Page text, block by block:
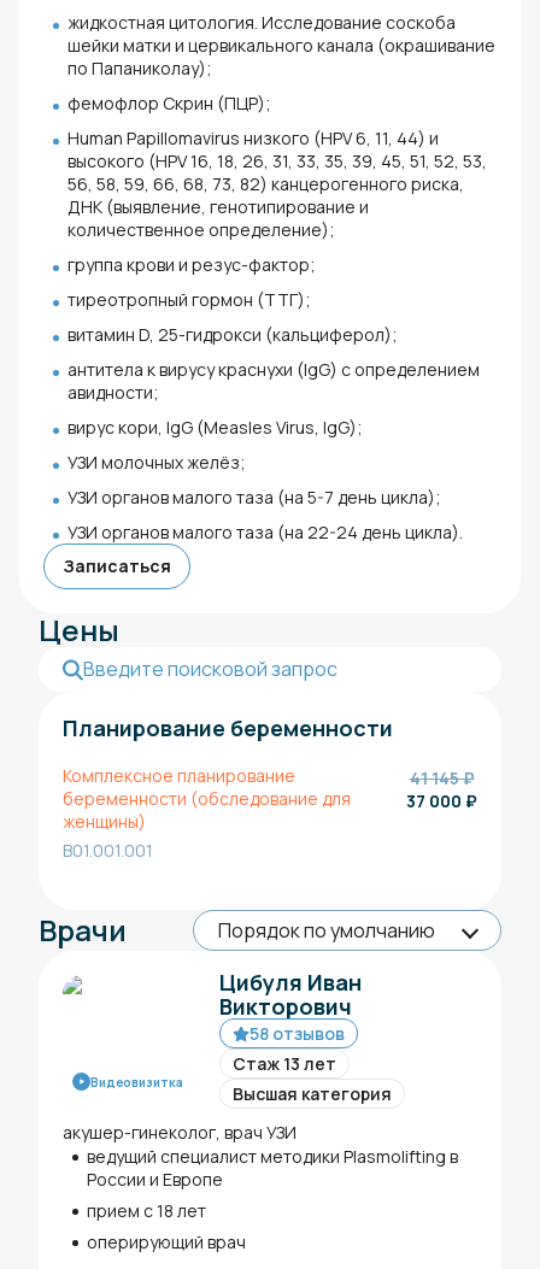
жидкостная цитология. Исследование соскоба
шейки матки и цервикального канала (окрашивание
по Папаниколау);
фемофлор Скрин (ПЦР);
Human Papillomavirus низкого (HPV 6, 11, 44) и
высокого (HPV 16, 18, 26, 31, 33, 35, 39, 45, 51, 52, 53,
56, 58, 59, 66, 68, 73, 82) канцерогенного риска,
ДНК (выявление, генотипирование и
количественное определение);
группа крови и резус-фактор;
тиреотропный гормон (ТТГ);
витамин D, 25-гидрокси (кальциферол);
антитела к вирусу краснухи (IgG) с определением
авидности;
вирус кори, IgG (Measles Virus, IgG);
УЗИ молочных желёз;
УЗИ органов малого таза (на 5-7 день цикла);
УЗИ органов малого таза (на 22-24 день цикла).
Записаться
Цены
Планирование беременности
Комплексное планирование
беременности (обследование для
женщины)
B01.001.001
41 145 ₽
37 000 ₽
Врачи
Видеовизитка
Цибуля Иван
Викторович
58 отзывов
Стаж 13 лет
Высшая категория
акушер-гинеколог, врач УЗИ
ведущий специалист методики Plasmolifting в
России и Европе
прием с 18 лет
оперирующий врач